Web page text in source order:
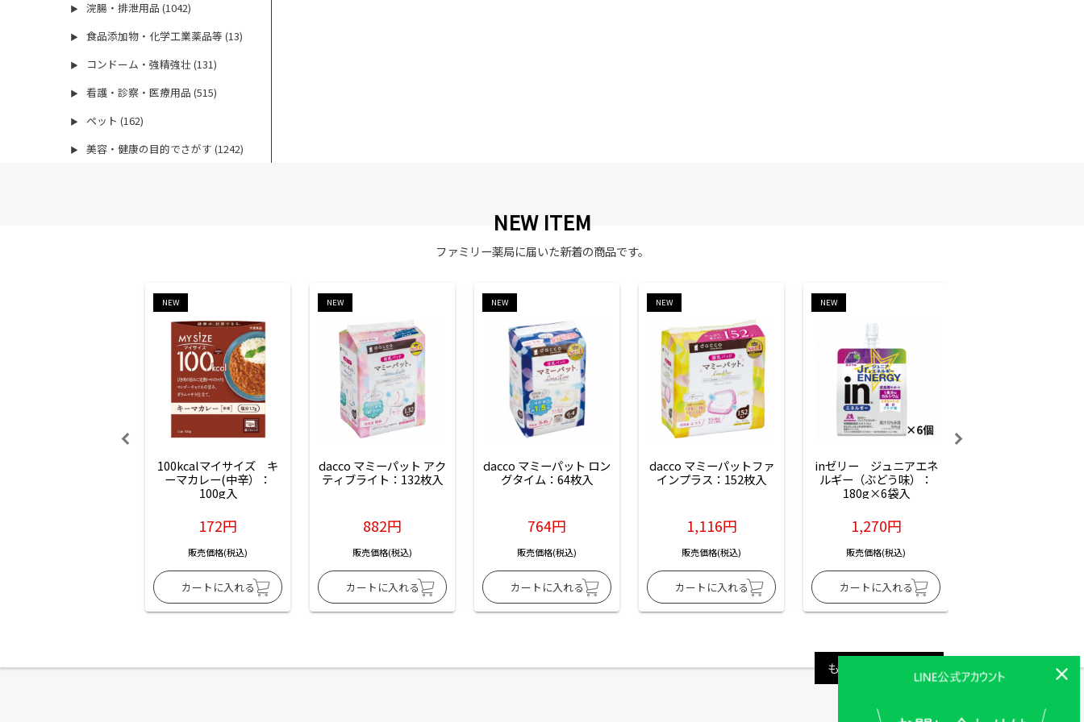
▶ 浣腸・排泄用品 (1042)
▶ 食品添加物・化学工業薬品等 (13)
▶ コンドーム・強精強壮 (131)
▶ 看護・診察・医療用品 (515)
▶ ペット (162)
▶ 美容・健康の目的でさがす (1242)
NEW ITEM
ファミリー薬局に届いた新着の商品です。
NEW
100kcalマイサイズ　キ
ーマカレー(中辛）：
100g入
172円
販売価格(税込)
NEW
dacco マミーパット アク
ティブライト：132枚入
882円
販売価格(税込)
NEW
dacco マミーパット ロン
グタイム：64枚入
764円
販売価格(税込)
NEW
dacco マミーパットファ
インプラス：152枚入
1,116円
販売価格(税込)
NEW
inゼリー　ジュニアエネ
ルギー（ぶどう味）：
180g×6袋入
1,270円
販売価格(税込)
もっと見る